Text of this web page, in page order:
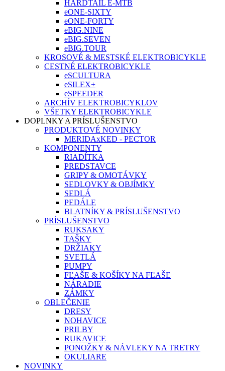
HARDTAIL E-MTB
eONE-SIXTY
eONE-FORTY
eBIG.NINE
eBIG.SEVEN
eBIG.TOUR
KROSOVÉ & MESTSKÉ ELEKTROBICYKLE
CESTNÉ ELEKTROBICYKLE
eSCULTURA
eSILEX+
eSPEEDER
ARCHÍV ELEKTROBICYKLOV
VŠETKY ELEKTROBICYKLE
DOPLNKY A PRÍSLUŠENSTVO
PRODUKTOVÉ NOVINKY
MERIDAxKED - PECTOR
KOMPONENTY
RIADÍTKA
PREDSTAVCE
GRIPY & OMOTÁVKY
SEDLOVKY & OBJÍMKY
SEDLÁ
PEDÁLE
BLATNÍKY & PRÍSLUŠENSTVO
PRÍSLUŠENSTVO
RUKSAKY
TAŠKY
DRŽIAKY
SVETLÁ
PUMPY
FĽAŠE & KOŠÍKY NA FĽAŠE
NÁRADIE
ZÁMKY
OBLEČENIE
DRESY
NOHAVICE
PRILBY
RUKAVICE
PONOŽKY & NÁVLEKY NA TRETRY
OKULIARE
NOVINKY